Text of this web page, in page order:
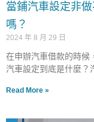
當鋪汽車設定非
嗎？
2024 年 8 月 29 日
在申辦汽車借款的時候
汽車設定到底是什麼？
Read More »